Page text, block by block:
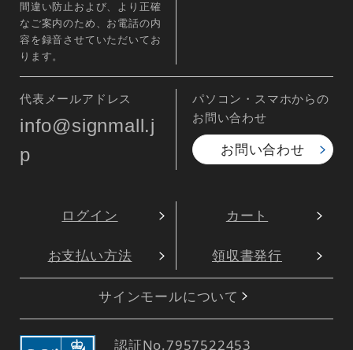
間違い防止および、より正確
なご案内のため、お電話の内
容を録音させていただいてお
ります。
代表メールアドレス
info@signmall.j
p
パソコン・スマホからの
お問い合わせ
お問い合わせ
ログイン カート
お支払い方法 領収書発行
サインモールについて
認証No.7957522453